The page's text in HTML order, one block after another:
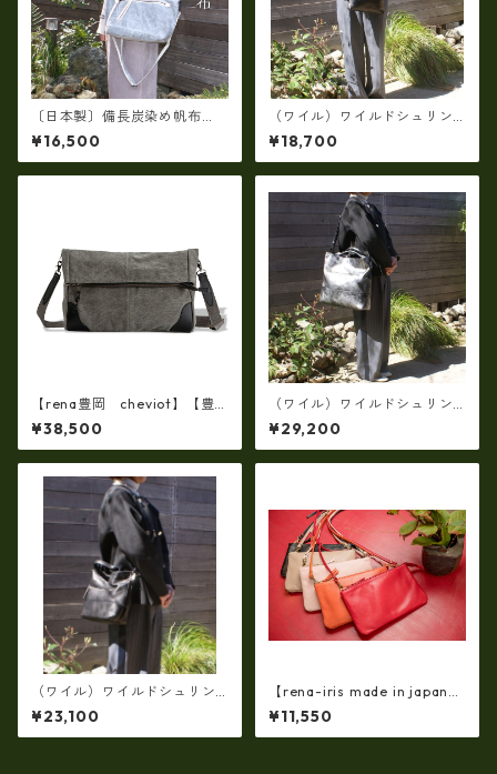
〔日本製〕備長炭染め帆布
（倉敷帆布・タケヤリ社製）
ユニセックス2WAYショルダー
トート LY-120190
¥16,500
（ワイル）ワイルドシュリン
クレザー2WAYショルダーバッ
グ ・スマートサイズ（日本
製）RM-210455
¥18,700
【rena豊岡 cheviot】【豊
岡製・火山灰+松墨手染め】8
号帆布・口折り斜め掛けショ
ルダー FB-103
¥38,500
（ワイル）ワイルドシュリン
クレザー2WAYショルダーバッ
グ XL（日本製）RM-210452
¥29,200
（ワイル）ワイルドシュリン
クレザー2WAYショルダーバッ
グ（日本製）RM-210451
¥23,100
【rena-iris made in japan】
【日本製】（10color）素上
げ・オイルレザー ポシェッ
ト・ミニショルダーバッグ r
¥11,550